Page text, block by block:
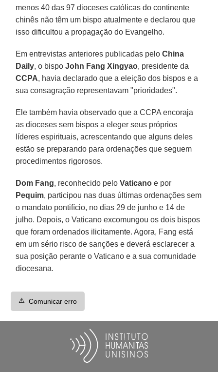
menos 40 das 97 dioceses católicas do continente
chinês não têm um bispo atualmente e declarou que
isso dificultou a propagação do Evangelho.
Em entrevistas anteriores publicadas peloChina
Daily, o bispoJohn Fang Xingyao, presidente da
CCPA, havia declarado que a eleição dos bispos e a
sua consagração representavam "prioridades".
Ele também havia observado que a CCPA encoraja
as dioceses sem bispos a eleger seus próprios
líderes espirituais, acrescentando que alguns deles
estão se preparando para ordenações que seguem
procedimentos rigorosos.
Dom Fang, reconhecido peloVaticano e por
Pequim, participou nas duas últimas ordenações sem
o mandato pontifício, no dias 29 de junho e 14 de
julho. Depois, o Vaticano excomungou os dois bispos
que foram ordenados ilicitamente. Agora, Fang está
em um sério risco de sanções e deverá esclarecer a
sua posição perante o Vaticano e a sua comunidade
diocesana.
⚠️ Comunicar erro